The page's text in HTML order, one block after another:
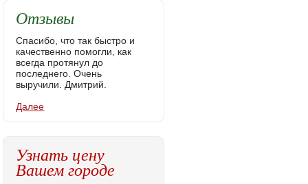
Отзывы
Спасибо, что так быстро и
качественно помогли, как
всегда протянул до
последнего. Очень
выручили. Дмитрий.
Далее
Узнать цену
Вашем городе